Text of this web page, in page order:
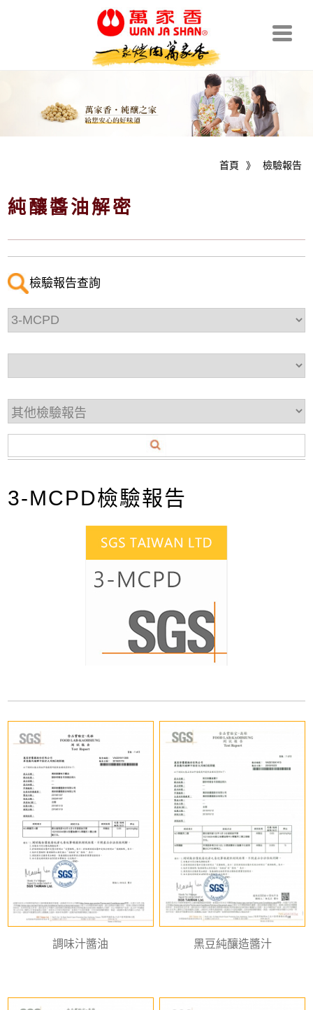
檢驗報告
》
首頁
純釀醬油解密
檢驗報告查詢
3-MCPD檢驗報告
調味汁醬油 黑豆純釀造醬汁